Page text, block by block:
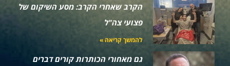
הקרב שאחרי הקרב: מסע השיקום של
פצועי צה"ל
להמשך קריאה »
גם מאחורי הכותרות קורים דברים